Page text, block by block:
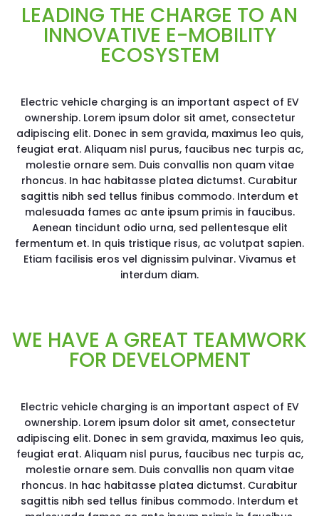
LEADING THE CHARGE TO AN
INNOVATIVE E-MOBILITY
ECOSYSTEM
Electric vehicle charging is an important aspect of EV
ownership. Lorem ipsum dolor sit amet, consectetur
adipiscing elit. Donec in sem gravida, maximus leo quis,
feugiat erat. Aliquam nisl purus, faucibus nec turpis ac,
molestie ornare sem. Duis convallis non quam vitae
rhoncus. In hac habitasse platea dictumst. Curabitur
sagittis nibh sed tellus finibus commodo. Interdum et
malesuada fames ac ante ipsum primis in faucibus.
Aenean tincidunt odio urna, sed pellentesque elit
fermentum et. In quis tristique risus, ac volutpat sapien.
Etiam facilisis eros vel dignissim pulvinar. Vivamus et
interdum diam.
WE HAVE A GREAT TEAMWORK
FOR DEVELOPMENT
Electric vehicle charging is an important aspect of EV
ownership. Lorem ipsum dolor sit amet, consectetur
adipiscing elit. Donec in sem gravida, maximus leo quis,
feugiat erat. Aliquam nisl purus, faucibus nec turpis ac,
molestie ornare sem. Duis convallis non quam vitae
rhoncus. In hac habitasse platea dictumst. Curabitur
sagittis nibh sed tellus finibus commodo. Interdum et